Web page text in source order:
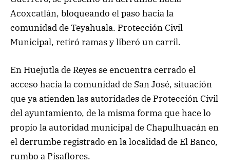
Acoxcatlán, bloqueando el paso hacia la
comunidad de Teyahuala. Protección Civil
Municipal, retiró ramas y liberó un carril.
En Huejutla de Reyes se encuentra cerrado el
acceso hacia la comunidad de San José, situación
que ya atienden las autoridades de Protección Civil
del ayuntamiento, de la misma forma que hace lo
propio la autoridad municipal de Chapulhuacán en
el derrumbe registrado en la localidad de El Banco,
rumbo a Pisaflores.